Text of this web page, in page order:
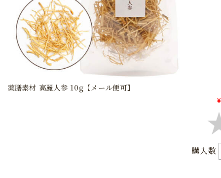
薬膳素材 高麗人参 10g【メール便可】
購入数